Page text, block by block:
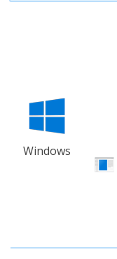
Windows